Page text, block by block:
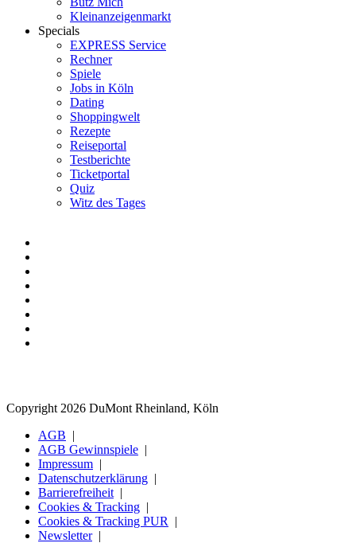
Kleinanzeigenmarkt
Specials
EXPRESS Service
Rechner
Spiele
Jobs in Köln
Dating
Shoppingwelt
Rezepte
Reiseportal
Testberichte
Ticketportal
Quiz
Witz des Tages
Copyright 2026 DuMont Rheinland, Köln
AGB
AGB Gewinnspiele
Impressum
Datenschutzerklärung
Barrierefreiheit
Cookies & Tracking
Cookies & Tracking PUR
Newsletter